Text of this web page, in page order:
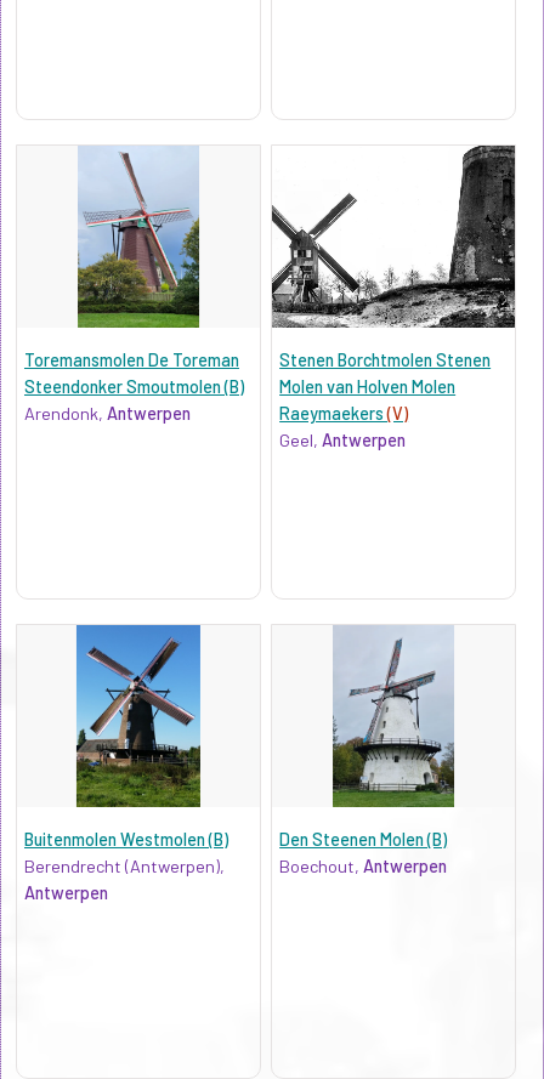
Toremansmolen De Toreman
Steendonker Smoutmolen (B)
Arendonk, Antwerpen
Stenen Borchtmolen Stenen
Molen van Holven Molen
Raeymaekers(V)
Geel,Antwerpen
Buitenmolen Westmolen (B)
Berendrecht (Antwerpen),
Antwerpen
Den Steenen Molen (B)
Boechout,Antwerpen